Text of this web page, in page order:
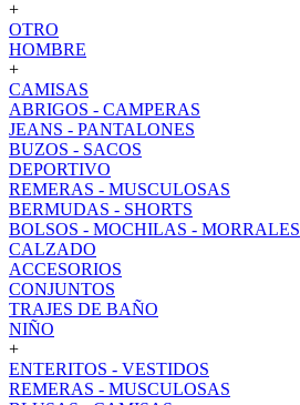
+
OTRO
HOMBRE
+
CAMISAS
ABRIGOS - CAMPERAS
JEANS - PANTALONES
BUZOS - SACOS
DEPORTIVO
REMERAS - MUSCULOSAS
BERMUDAS - SHORTS
BOLSOS - MOCHILAS - MORRALES
CALZADO
ACCESORIOS
CONJUNTOS
TRAJES DE BAÑO
NIÑO
+
ENTERITOS - VESTIDOS
REMERAS - MUSCULOSAS